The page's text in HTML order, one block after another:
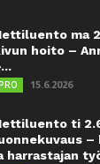
ma
hoito –
15.6.2026
ti
–
harrastajan